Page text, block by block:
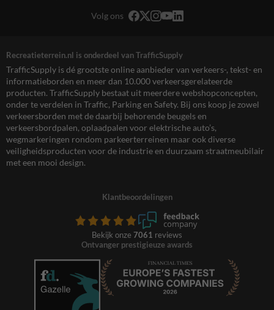
Volg ons
Recreatieterrein.nl is onderdeel van TrafficSupply
TrafficSupply is dé grootste online aanbieder van verkeers-, tekst- en
informatieborden en meer dan 10.000 verkeersgerelateerde
producten. TrafficSupply bestaat uit meerdere webshopconcepten,
onder te verdelen in Traffic, Parking en Safety. Bij ons koop je zowel
verkeersborden met de daarbij behorende beugels en
verkeersbordpalen, oplaadpalen voor elektrische auto’s,
wegmarkeringen rondom parkeerterreinen maar ook diverse
veiligheidsproducten voor de industrie en duurzaam straatmeubilair
met een mooi design.
Klantbeoordelingen
Bekijk onze 7061 reviews
Ontvanger prestigieuze awards